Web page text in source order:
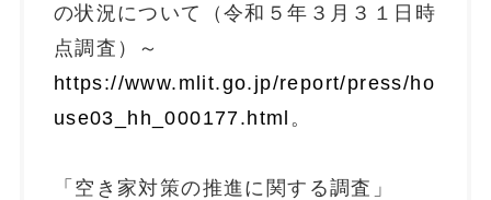
の状況について（令和５年３月３１日時
点調査）～
https://www.mlit.go.jp/report/press/ho
use03_hh_000177.html 。
「空き家対策の推進に関する調査」